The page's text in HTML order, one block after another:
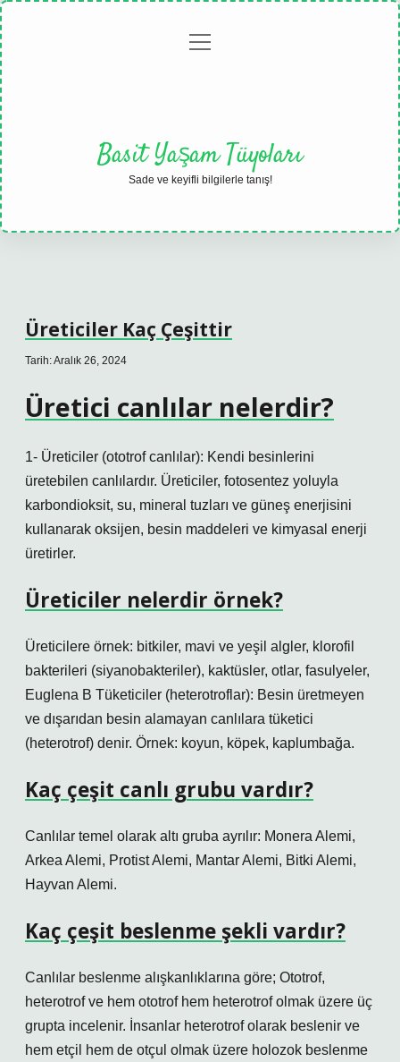
Gizlilikmenüyü
Basit Yaşam Tüyoları
Sade ve keyifli bilgilerle tanış!
Üreticiler Kaç Çeşittir
Tarih: Aralık 26, 2024
Üretici canlılar nelerdir?
1- Üreticiler (ototrof canlılar): Kendi besinlerini
üretebilen canlılardır. Üreticiler, fotosentez yoluyla
karbondioksit, su, mineral tuzları ve güneş enerjisini
kullanarak oksijen, besin maddeleri ve kimyasal enerji
üretirler.
Üreticiler nelerdir örnek?
Üreticilere örnek: bitkiler, mavi ve yeşil algler, klorofil
bakterileri (siyanobakteriler), kaktüsler, otlar, fasulyeler,
Euglena B Tüketiciler (heterotroflar): Besin üretmeyen
ve dışarıdan besin alamayan canlılara tüketici
(heterotrof) denir. Örnek: koyun, köpek, kaplumbağa.
Kaç çeşit canlı grubu vardır?
Canlılar temel olarak altı gruba ayrılır: Monera Alemi,
Arkea Alemi, Protist Alemi, Mantar Alemi, Bitki Alemi,
Hayvan Alemi.
Kaç çeşit beslenme şekli vardır?
Canlılar beslenme alışkanlıklarına göre; Ototrof,
heterotrof ve hem ototrof hem heterotrof olmak üzere üç
grupta incelenir. İnsanlar heterotrof olarak beslenir ve
hem etçil hem de otçul olmak üzere holozok beslenme